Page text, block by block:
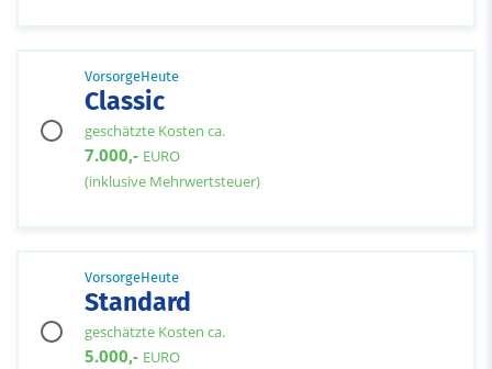
VorsorgeHeute
Classic
geschätzte Kosten ca.
7.000,- EURO
(inklusive Mehrwertsteuer)
VorsorgeHeute
Standard
geschätzte Kosten ca.
5.000,- EURO